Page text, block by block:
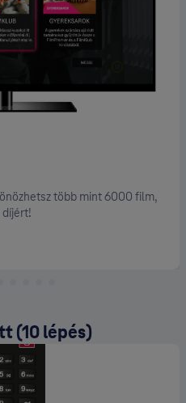
több mint 6000 film,
díjért!
(10 lépés)